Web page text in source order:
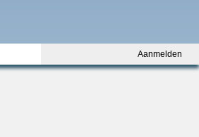
Aanmelden